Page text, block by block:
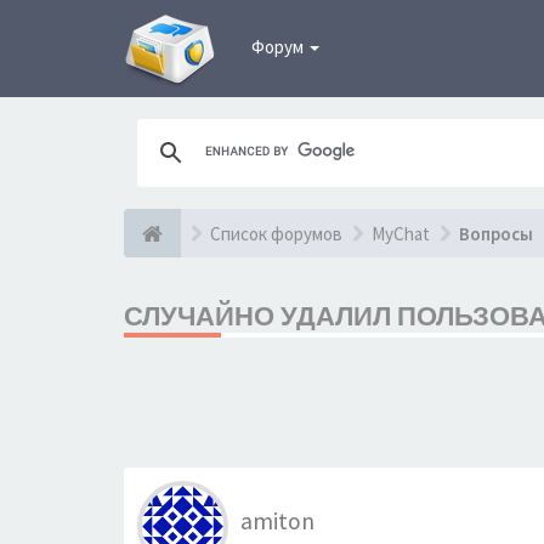
Форум
Список форумов MyChat Вопросы
СЛУЧАЙНО УДАЛИЛ
amiton